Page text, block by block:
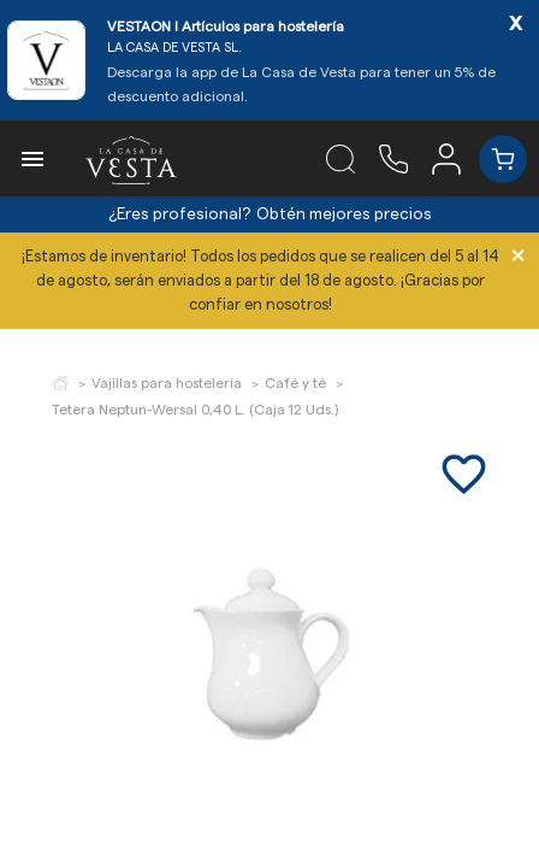
VESTAON l Artículos para hostelería
LA CASA DE VESTA SL.
Descarga la app de La Casa de Vesta para tener un 5% de
descuento adicional.
x

¿Eres profesional? Obtén mejores precios
¡Estamos de inventario! Todos los pedidos que se realicen del 5 al 14
de agosto, serán enviados a partir del 18 de agosto. ¡Gracias por
confiar en nosotros!
×
Vajillas para hostelería
Café y té
Tetera Neptun-Wersal 0,40 L. (Caja 12 Uds.)
favorite_border